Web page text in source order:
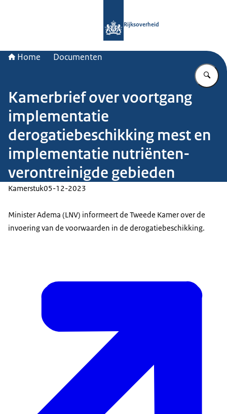
Rijksoverheid
Home Documenten
Kamerbrief over voortgang
implementatie
derogatiebeschikking mest en
implementatie nutriënten-
verontreinigde gebieden
Kamerstuk05-12-2023
Minister Adema (LNV) informeert de Tweede Kamer over de
invoering van de voorwaarden in de derogatiebeschikking.